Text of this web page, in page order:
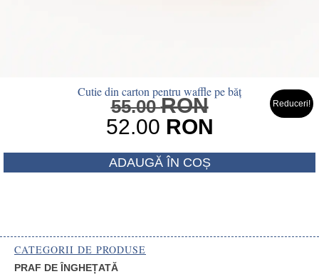
Cutie din carton pentru waffle pe băț
55.00RONPrețul
inițial
a
fost:
55.00
52.00 RON
Prețul
curent
ADAUGĂ ÎN COȘ
Reduceri!
CATEGORII DE PRODUSE
PRAF DE ÎNGHEȚATĂ